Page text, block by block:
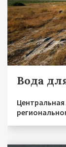
Вода
Центральная